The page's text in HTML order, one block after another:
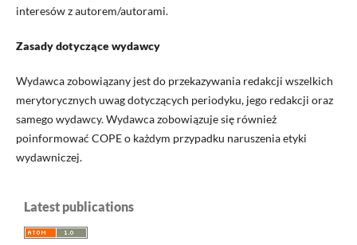
interesów z autorem/autorami.
Zasady dotyczące wydawcy
Wydawca zobowiązany jest do przekazywania redakcji wszelkich
merytorycznych uwag dotyczących periodyku, jego redakcji oraz
samego wydawcy. Wydawca zobowiązuje się również
poinformować COPE o każdym przypadku naruszenia etyki
wydawniczej.
Latest publications